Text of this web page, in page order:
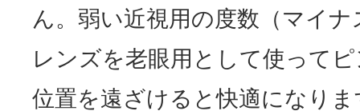
ん。弱い近視用の度数（マイナ
レンズを老眼用として使って
位置を遠ざけると快適になりま